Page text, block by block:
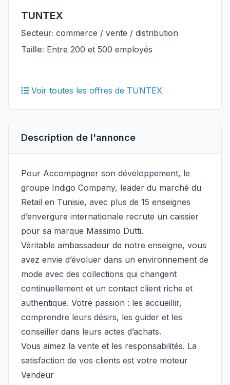
TUNTEX
Secteur: commerce / vente / distribution
Taille: Entre 200 et 500 employés
Voir toutes les offres de TUNTEX
Description de l'annonce
Pour Accompagner son développement, le
groupe Indigo Company, leader du marché du
Retail en Tunisie, avec plus de 15 enseignes
d’envergure internationale recrute un caissier
pour sa marque Massimo Dutti.
Véritable ambassadeur de notre enseigne, vous
avez envie d’évoluer dans un environnement de
mode avec des collections qui changent
continuellement et un contact client riche et
authentique. Votre passion : les accueillir,
comprendre leurs désirs, les guider et les
conseiller dans leurs actes d’achats.
Vous aimez la vente et les responsabilités. La
satisfaction de vos clients est votre moteur
Vendeur